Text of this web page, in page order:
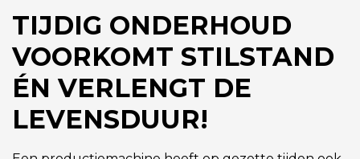
TIJDIG ONDERHOUD
VOORKOMT STILSTAND
ÉN VERLENGT DE
LEVENSDUUR!